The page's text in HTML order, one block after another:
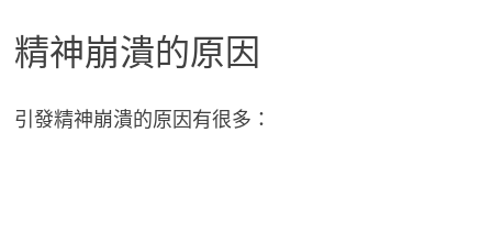
精神崩潰的原因
引發精神崩潰的原因有很多：